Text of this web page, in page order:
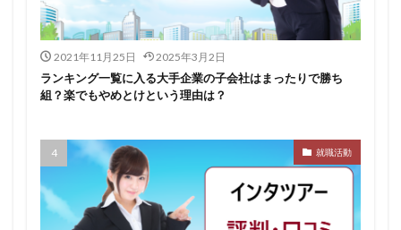
2021年11月25日 2025年3月2日
ランキング一覧に入る大手企業の子会社はまったりで勝ち
組？楽でもやめとけという理由は？
就職活動
イロダスサロン
イベント いつから
いくら
いくつ
いい就職ドットコム
アスリートエージェント
インタツアー
あさがくナビ
あきらめ
アカリク就職エージェント
UZUZ
URL unistyle
インターンシップガイド
ウズキャリ
TSUNORU
キャリch
キャンパスキャリア
キャリチャン
キャリセン就活エージェント
キャリアパーク